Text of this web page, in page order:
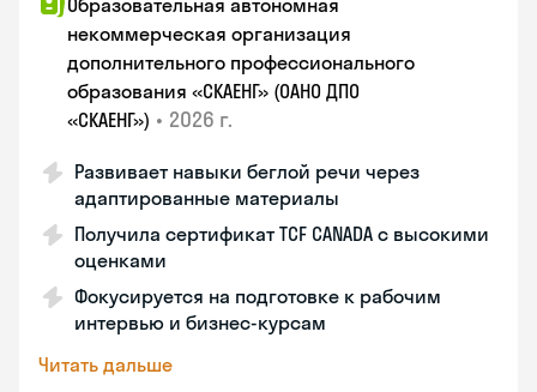
Образовательная автономная
некоммерческая организация
дополнительного профессионального
образования «СКАЕНГ» (ОАНО ДПО
«СКАЕНГ») • 2026 г.
Развивает навыки беглой речи через
адаптированные материалы
Получила сертификат TCF CANADA с высокими
оценками
Фокусируется на подготовке к рабочим
интервью и бизнес-курсам
Читать дальше